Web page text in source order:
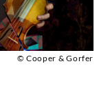
© Cooper & Gorfer